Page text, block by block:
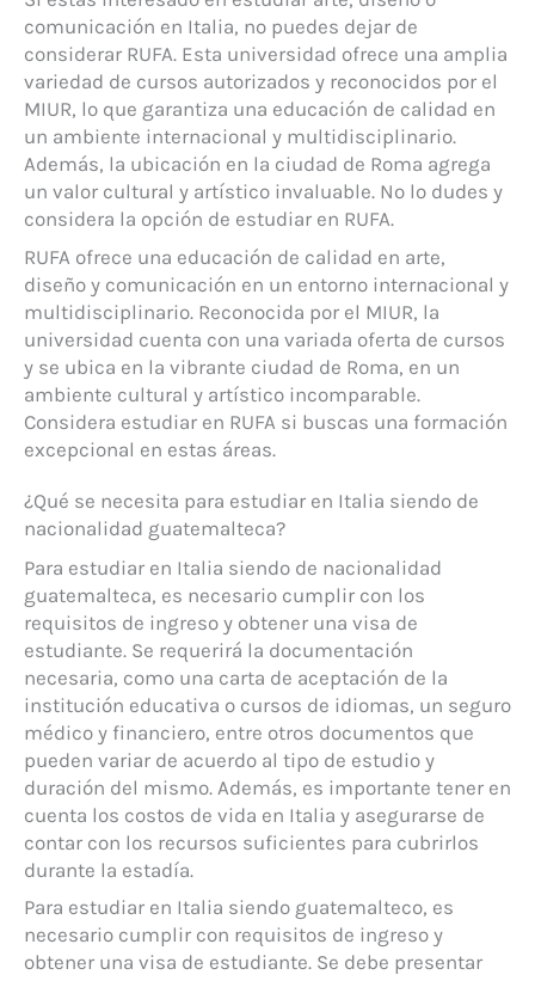
comunicación en Italia, no puedes dejar de
considerar RUFA. Esta universidad ofrece una amplia
variedad de cursos autorizados y reconocidos por el
MIUR, lo que garantiza una educación de calidad en
un ambiente internacional y multidisciplinario.
Además, la ubicación en la ciudad de Roma agrega
un valor cultural y artístico invaluable. No lo dudes y
considera la opción de estudiar en RUFA.
RUFA ofrece una educación de calidad en arte,
diseño y comunicación en un entorno internacional y
multidisciplinario. Reconocida por el MIUR, la
universidad cuenta con una variada oferta de cursos
y se ubica en la vibrante ciudad de Roma, en un
ambiente cultural y artístico incomparable.
Considera estudiar en RUFA si buscas una formación
excepcional en estas áreas.
¿Qué se necesita para estudiar en Italia siendo de
nacionalidad guatemalteca?
Para estudiar en Italia siendo de nacionalidad
guatemalteca, es necesario cumplir con los
requisitos de ingreso y obtener una visa de
estudiante. Se requerirá la documentación
necesaria, como una carta de aceptación de la
institución educativa o cursos de idiomas, un seguro
médico y financiero, entre otros documentos que
pueden variar de acuerdo al tipo de estudio y
duración del mismo. Además, es importante tener en
cuenta los costos de vida en Italia y asegurarse de
contar con los recursos suficientes para cubrirlos
durante la estadía.
Para estudiar en Italia siendo guatemalteco, es
necesario cumplir con requisitos de ingreso y
obtener una visa de estudiante. Se debe presentar